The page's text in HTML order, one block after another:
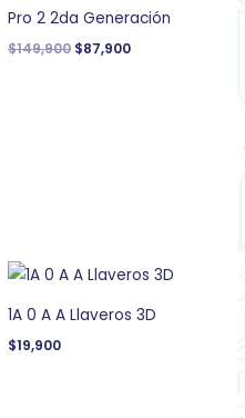
Pro 2 2da Generación
$149,900 $87,900
1A 0 A A Llaveros 3D
$19,900